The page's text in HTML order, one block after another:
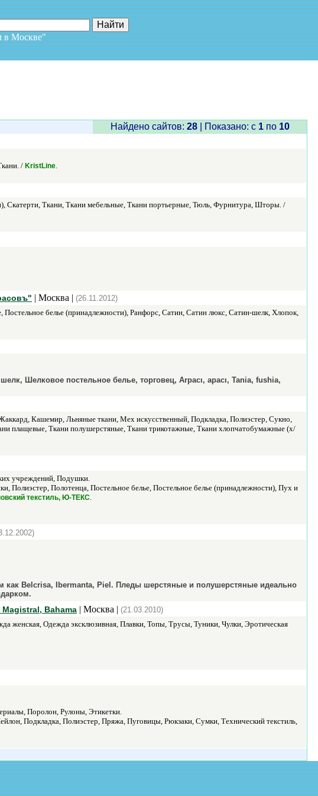
в Москве"
Найдено сайтов: 28| Показано: c 1по 10
/ KristLine.
Скатерти, Ткани, Ткани мебельные, Ткани портьерные, Тюль, Фурнитура, Шторы. /
| Москва | (26.11.2012)
белье (принадлежности), Ранфорс, Сатин, Сатин люкс, Сатин-шелк, Хлопок,
Шелковое постельное белье, торговец, Arpacı, apacı, Tania, fushia,
Кашемир, Льняные ткани, Мех искусственный, Подкладка, Полиэстер, Сукно,
плащевые, Ткани полушерстяные, Ткани трикотажные, Ткани хлопчатобумажные (х/
учреждений, Подушки.
Полотенца, Постельное белье, Постельное белье (принадлежности), Пух и
текстиль, Ю-ТЕКС.
как Belcrisa, Ibermanta, Piel. Пледы шерстяные и полушерстяные идеально
Magistral, Bahama | Москва | (21.03.2010)
женская, Одежда эксклюзивная, Плавки, Топы, Трусы, Туники, Чулки, Эротическая
Поролон, Рулоны, Этикетки.
Подкладка, Полиэстер, Пряжа, Пуговицы, Рюкзаки, Сумки, Технический текстиль,